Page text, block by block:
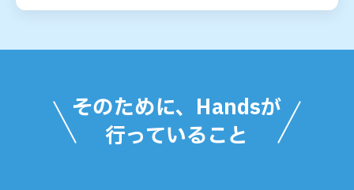
そのために、Handsが
行っていること